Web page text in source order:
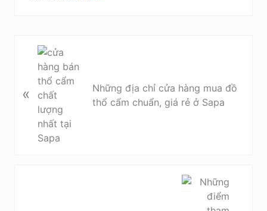
v
«
Những địa chỉ cửa hàng mua đồ
thổ cẩm chuẩn, giá rẻ ở Sapa